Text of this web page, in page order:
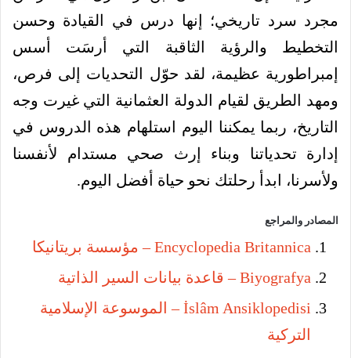
مجرد سرد تاريخي؛ إنها درس في القيادة وحسن
التخطيط والرؤية الثاقبة التي أرسَت أسس
إمبراطورية عظيمة، لقد حوّل التحديات إلى فرص،
ومهد الطريق لقيام الدولة العثمانية التي غيرت وجه
التاريخ، ربما يمكننا اليوم استلهام هذه الدروس في
إدارة تحدياتنا وبناء إرث صحي مستدام لأنفسنا
ولأسرنا، ابدأ رحلتك نحو حياة أفضل اليوم.
المصادر والمراجع
Encyclopedia Britannica – مؤسسة بريتانيكا
Biyografya – قاعدة بيانات السير الذاتية
İslâm Ansiklopedisi – الموسوعة الإسلامية
التركية